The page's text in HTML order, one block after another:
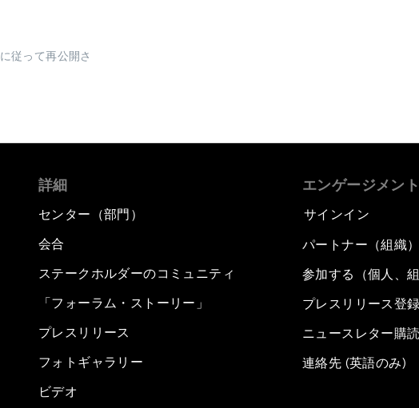
に従って再公開さ
詳細
センター（部門）
会合
ステークホルダーのコミュニティ
「フォーラム・ストーリー」
プレスリリース
フォトギャラリー
ビデオ
エンゲージメント
サインイン
パートナー（組織
参加する（個人、組
プレスリリース登録
ニュースレター購読
連絡先 (英語のみ)